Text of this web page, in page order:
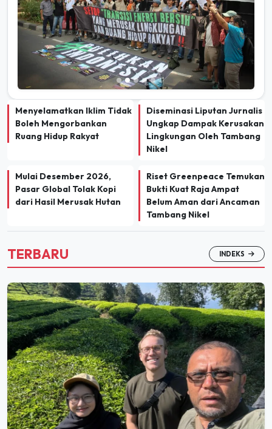
Menyelamatkan Iklim Tidak
Boleh Mengorbankan
Ruang Hidup Rakyat
Diseminasi Liputan Jurnalis
Ungkap Dampak Kerusakan
Lingkungan Oleh Tambang
Nikel
Mulai Desember 2026,
Pasar Global Tolak Kopi
dari Hasil Merusak Hutan
Riset Greenpeace Temukan
Bukti Kuat Raja Ampat
Belum Aman dari Ancaman
Tambang Nikel
TERBARU INDEKS